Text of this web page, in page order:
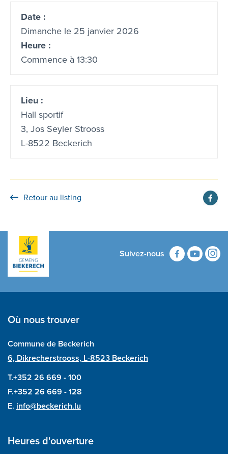
Date :
Dimanche le 25 janvier 2026
Heure :
Commence à 13:30
Lieu :
Hall sportif
3, Jos Seyler Strooss
L-8522 Beckerich
Retour au listing
Suivez-nous
Où nous trouver
Commune de Beckerich
6, Dikrecherstrooss, L-8523 Beckerich
T.+352 26 669 - 100
F.+352 26 669 - 128
E. info@beckerich.lu
Heures d'ouverture